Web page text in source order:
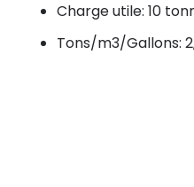
Charge utile: 10
Tons/m3/Gallons: